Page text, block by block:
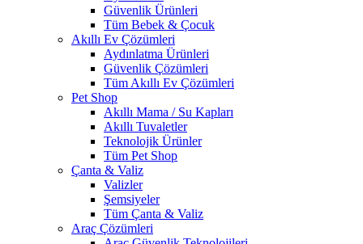
Güvenlik Ürünleri
Tüm Bebek & Çocuk
Akıllı Ev Çözümleri
Aydınlatma Ürünleri
Güvenlik Çözümleri
Tüm Akıllı Ev Çözümleri
Pet Shop
Akıllı Mama / Su Kapları
Akıllı Tuvaletler
Teknolojik Ürünler
Tüm Pet Shop
Çanta & Valiz
Valizler
Şemsiyeler
Tüm Çanta & Valiz
Araç Çözümleri